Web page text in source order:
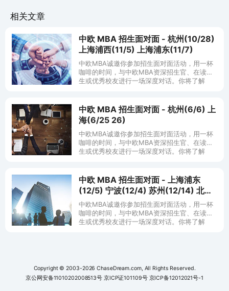
相关文章
中欧 MBA 招生面对面 - 杭州(10/28)
上海浦西(11/5) 上海浦东(11/7)
中欧MBA诚邀你参加招生面对面活动，用一杯
咖啡的时间，与中欧MBA资深招生官、在读学
生或优秀校友进行一场深度对话。你将了解
中欧 MBA 招生面对面 - 杭州(6/6) 上
海(6/25 26)
中欧MBA诚邀你参加招生面对面活动，用一杯
咖啡的时间，与中欧MBA资深招生官、在读学
生或优秀校友进行一场深度对话。你将了解
中欧 MBA 招生面对面 - 上海浦东
(12/5) 宁波(12/4) 苏州(12/14) 北京
(12/14)
中欧MBA诚邀你参加招生面对面活动，用一杯
咖啡的时间，与中欧MBA资深招生官、在读学
生或优秀校友进行一场深度对话。你将了解
Copyright © 2003-2026 ChaseDream.com, All Rights Reserved.
京公网安备11010202008513号 京ICP证101109号 京ICP备12012021号-1